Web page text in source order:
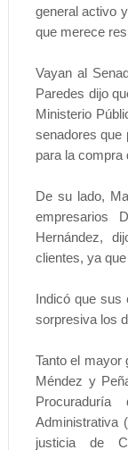
general activo
que merece
Vayan al
Paredes dijo
Ministerio
senadores que
para la compra
De su lado,
empresarios
Hernández,
clientes, ya
Indicó que sus
sorpresiva los
Tanto el mayor
Méndez y
Administrativa
justicia de